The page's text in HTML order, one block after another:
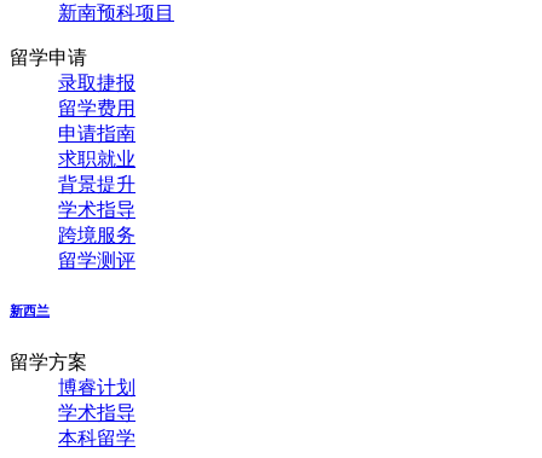
新南预科项目
留学申请
录取捷报
留学费用
申请指南
求职就业
背景提升
学术指导
跨境服务
留学测评
新西兰
留学方案
博睿计划
学术指导
本科留学